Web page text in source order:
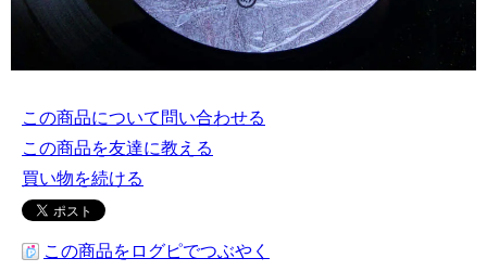
この商品について問い合わせる
この商品を友達に教える
買い物を続ける
この商品をログピでつぶやく